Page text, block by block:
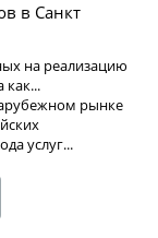
в Санкт
на реализацию
как...
рынке
услуг...